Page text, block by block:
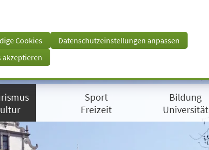
Cookies
Datenschutzeinstellungen anpassen
akzeptieren
Sport
Freizeit
Bildung
Universität